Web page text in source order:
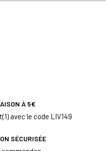
À 5€
avec le code LIV149
SÉCURISÉE